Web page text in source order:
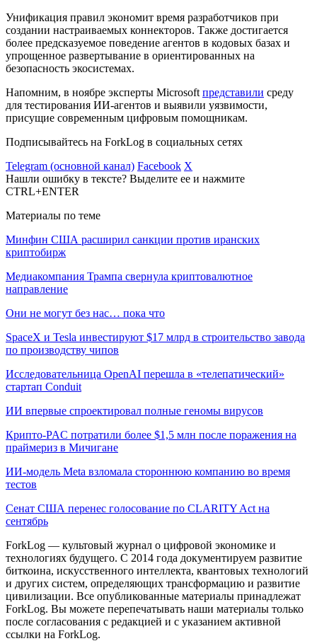
Унификация правил экономит время разработчиков при
создании настраиваемых коннекторов. Также достигается
более предсказуемое поведение агентов в кодовых базах и
упрощенное развертывание в ориентированных на
безопасность экосистемах.
Напомним, в ноябре эксперты Microsoft представили среду
для тестирования ИИ-агентов и выявили уязвимости,
присущие современным цифровым помощникам.
Подписывайтесь на ForkLog в социальных сетях
Telegram (основной канал) Facebook X
Нашли ошибку в тексте? Выделите ее и нажмите
CTRL+ENTER
Материалы по теме
Минфин США расширил санкции против иранских
криптобирж
Медиакомпания Трампа свернула криптовалютное
направление
Они не могут без нас… пока что
SpaceX и Tesla инвестируют $17 млрд в строительство завода
по производству чипов
Исследовательница OpenAI перешла в «телепатический»
стартап Conduit
ИИ впервые спроектировал полные геномы вирусов
Крипто-PAC потратили более $1,5 млн после поражения на
праймериз в Мичигане
ИИ-модель Meta взломала стороннюю компанию во время
тестов
Сенат США перенес голосование по CLARITY Act на
сентябрь
ForkLog — культовый журнал о цифровой экономике и
технологиях будущего. С 2014 года документируем развитие
биткоина, искусственного интеллекта, квантовых технологий
и других систем, определяющих трансформацию и развитие
цивилизации. Все опубликованные материалы принадлежат
ForkLog. Вы можете перепечатывать наши материалы только
после согласования с редакцией и с указанием активной
ссылки на ForkLog.